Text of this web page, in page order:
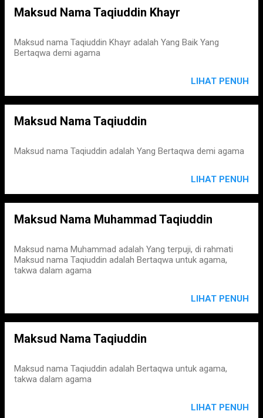
Maksud Nama Taqiuddin Khayr
Maksud nama Taqiuddin Khayr adalah Yang Baik Yang
Bertaqwa demi agama
LIHAT PENUH
Maksud Nama Taqiuddin
Maksud nama Taqiuddin adalah Yang Bertaqwa demi agama
LIHAT PENUH
Maksud Nama Muhammad Taqiuddin
Maksud nama Muhammad adalah Yang terpuji, di rahmati
Maksud nama Taqiuddin adalah Bertaqwa untuk agama,
takwa dalam agama
LIHAT PENUH
Maksud Nama Taqiuddin
Maksud nama Taqiuddin adalah Bertaqwa untuk agama,
takwa dalam agama
LIHAT PENUH